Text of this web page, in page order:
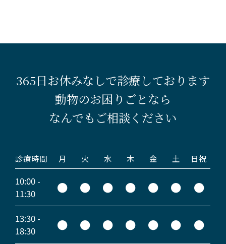
365日お休みなしで診療しております
動物のお困りごとなら
なんでもご相談ください
診療時間 月 火 水 木 金 土 日祝
10:00 -
11:30
● ● ● ● ● ● ●
13:30 -
18:30
● ● ● ● ● ● ●